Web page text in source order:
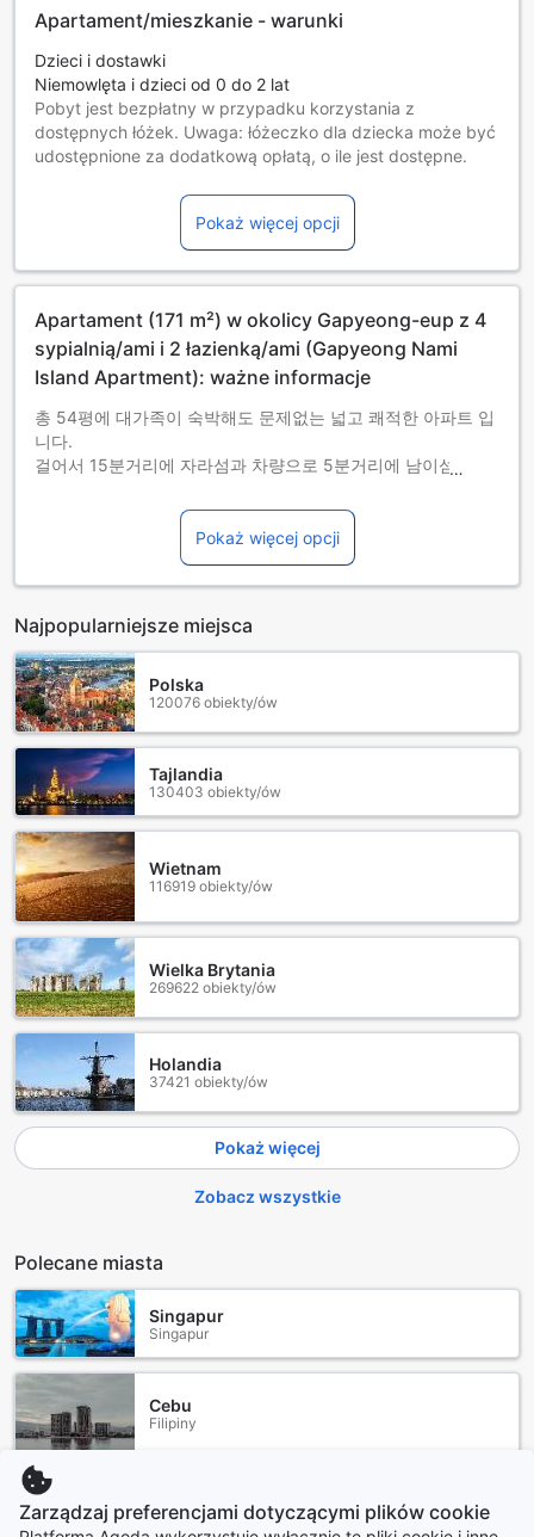
Apartament/mieszkanie - warunki
Dzieci i dostawki
Niemowlęta i dzieci od 0 do 2 lat
Pobyt jest bezpłatny w przypadku korzystania z
dostępnych łóżek. Uwaga: łóżeczko dla dziecka może być
udostępnione za dodatkową opłatą, o ile jest dostępne.
Muszą korzystać z dodatkowych łóżek
Goście w wieku 13 lat i starsi są traktowani jak osoby
Dostępność dodatkowych łóżek jest uzależniona od
szczegółowymi informacjami o pokoju.
Przy rezerwacji ponad 5 pokojów mogą mieć zastosowanie
różne regulaminy i dodatkowe opłaty.
Pokaż więcej opcji
Apartament (171 m²) w okolicy Gapyeong-eup z 4
sypialnią/ami i 2 łazienką/ami (Gapyeong Nami
Island Apartment): ważne informacje
총 54평에 대가족이 숙박해도 문제없는 넓고 쾌적한 아파트 입
니다.
걸어서 15분거리에 자라섬과 차량으로 5분거리에 남이섬이 있
가평역도 도보로 15분거리에 있어 대중교통도 편리합니다.
또한 신축아파트여서 젊은 고객이 선호하는 모던한 스타일에
아파트이며 관리자가 매우 깨끗하게 관리하고 있습니다
위치는 가평 시내 가운데에 있어서 편의성도 좋으며 가까운곳
Pokaż więcej opcji
Najpopularniejsze miejsca
Polska
120076 obiekty/ów
Tajlandia
130403 obiekty/ów
Wietnam
116919 obiekty/ów
Wielka Brytania
269622 obiekty/ów
Holandia
37421 obiekty/ów
Pokaż więcej
Zobacz wszystkie
Polecane miasta
Singapur
Singapur
Cebu
Filipiny
Japonia
Zarządzaj preferencjami dotyczącymi plików cookie